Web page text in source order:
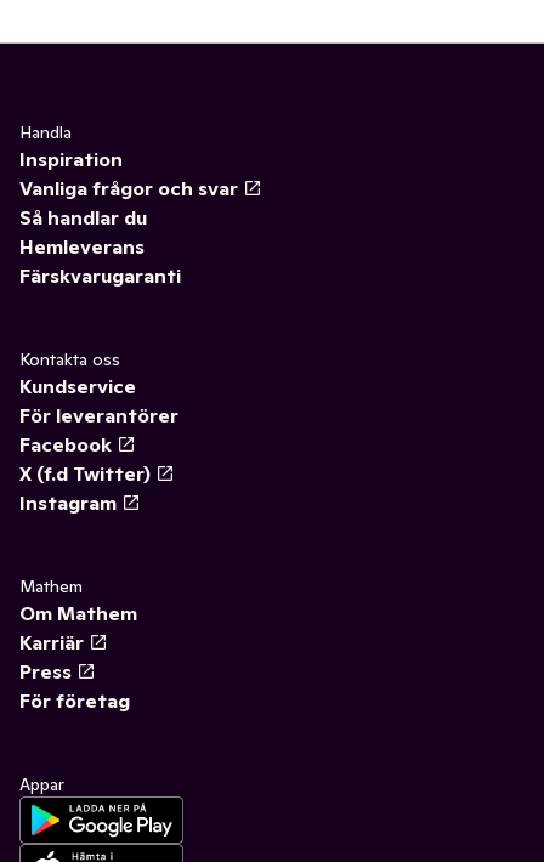
Handla
Inspiration
Vanliga frågor och svar
Så handlar du
Hemleverans
Färskvarugaranti
Kontakta oss
Kundservice
För leverantörer
Facebook
X (f.d Twitter)
Instagram
Mathem
Om Mathem
Karriär
Press
För företag
Appar